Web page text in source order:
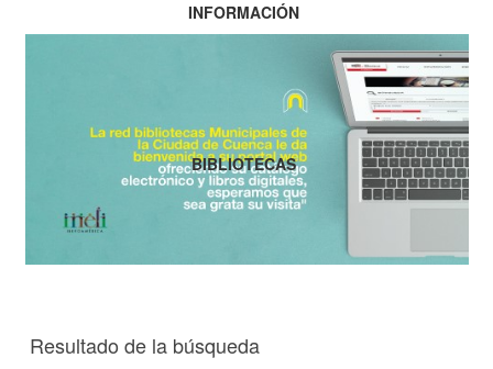
Resultado de la búsqueda
INFORMACIÓN
BIBLIOTECAS